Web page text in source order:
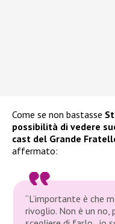
Come se non bastasse
possibilità di vedere
cast del Grande
affermato:
“L’importante è che
rivoglio. Non è un no,